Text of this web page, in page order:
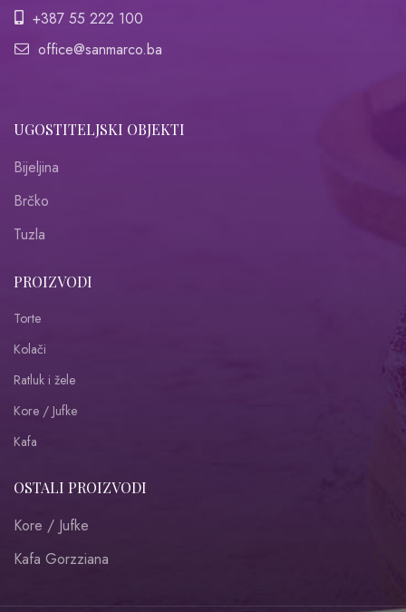
+387 55 222 100
office@sanmarco.ba
UGOSTITELJSKI OBJEKTI
Bijeljina
Brčko
Tuzla
PROIZVODI
Torte
Kolači
Ratluk i žele
Kore / Jufke
Kafa
OSTALI PROIZVODI
Kore / Jufke
Kafa Gorzziana